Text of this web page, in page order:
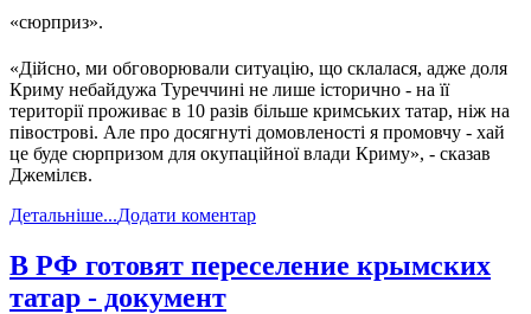
«сюрприз».
«Дійсно, ми обговорювали ситуацію, що склалася, адже доля
Криму небайдужа Туреччині не лише історично - на її
території проживає в 10 разів більше кримських татар, ніж на
півострові. Але про досягнуті домовленості я промовчу - хай
це буде сюрпризом для окупаційної влади Криму», - сказав
Джемілєв.
Детальніше...Додати коментар
В РФ готовят переселение крымских
татар - документ